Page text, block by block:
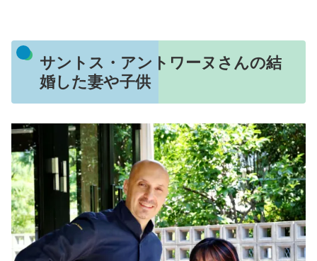
サントス・アントワーヌさんの結
婚した妻や子供